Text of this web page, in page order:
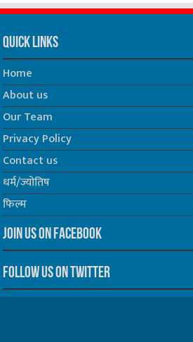
Quick Links
Home
About us
Our Team
Privacy Policy
Contact us
धर्म/ज्योतिष
फिल्म
Join us on Facebook
Follow us on Twitter